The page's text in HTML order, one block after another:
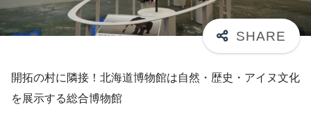
開拓の村に隣接！北海道博物館は自然・歴史・アイヌ文化
を展示する総合博物館